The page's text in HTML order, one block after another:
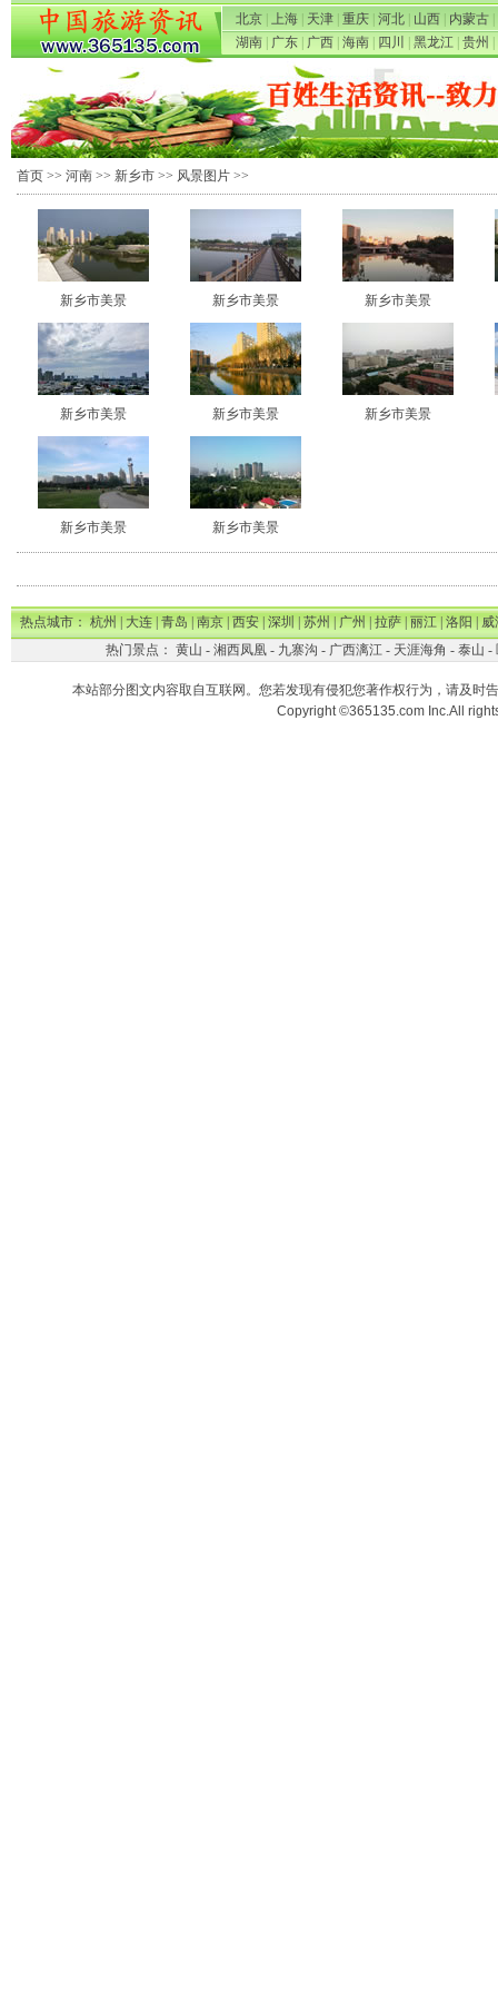
北京 上海 天津 重庆 河北 山西 内蒙古
湖南
广东 广西 海南 四川 黑龙江 贵州
首页 >> 河南 >> 新乡市 >> 风景图片 >>
新乡市美景 新乡市美景 新乡市美景
新乡市美景 新乡市美景 新乡市美景
新乡市美景 新乡市美景
热点城市：杭州|大连|青岛|南京|西安|深圳|苏州|广州|拉萨|丽江|洛阳|威
热门景点： 黄山 - 湘西凤凰- 九寨沟 - 广西漓江- 天涯海角 - 泰山 -
本站部分图文内容取自互联网。您若发现有侵犯您著作权行为，请及时
Copyright ©365135.com Inc.All